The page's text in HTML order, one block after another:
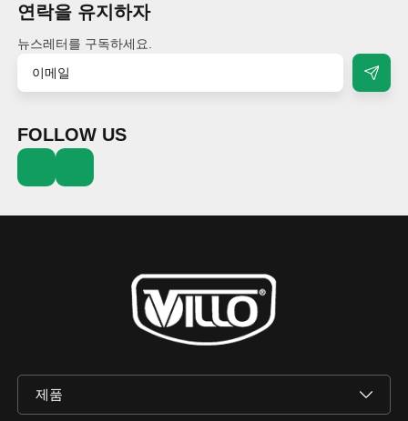
연락을 유지하자
뉴스레터를 구독하세요.
FOLLOW US
제품